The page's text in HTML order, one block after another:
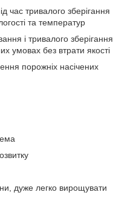
час тривалого зберігання
та температур
і тривалого зберігання
умовах без втрати якості
порожніх насічених
дуже легко вирощувати